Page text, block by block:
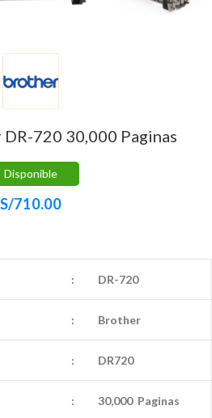
720 30,000 Paginas
Disponible
S/710.00
: DR-720
: Brother
: DR720
: 30,000 Paginas